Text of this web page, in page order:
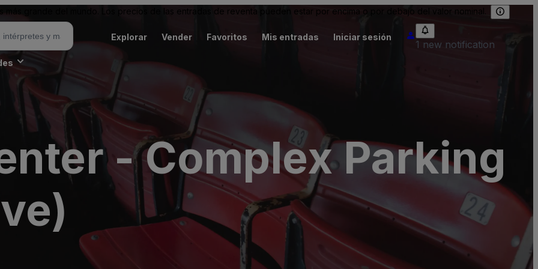
grande del mundo. Los precios de las entradas de reventa pueden estar por encima o por debajo del valor nominal.
Explorar Vender Favoritos Mis entradas Iniciar sesión
1 new notification
- Complex Parking